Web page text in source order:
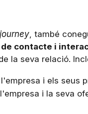
, també
contacte i
la seva relació.
i els seus
i la seva